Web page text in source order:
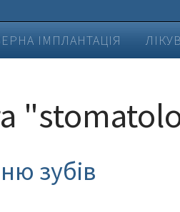
ІМПЛАНТАЦІЯ
ПАРОДОНТУ
зубів